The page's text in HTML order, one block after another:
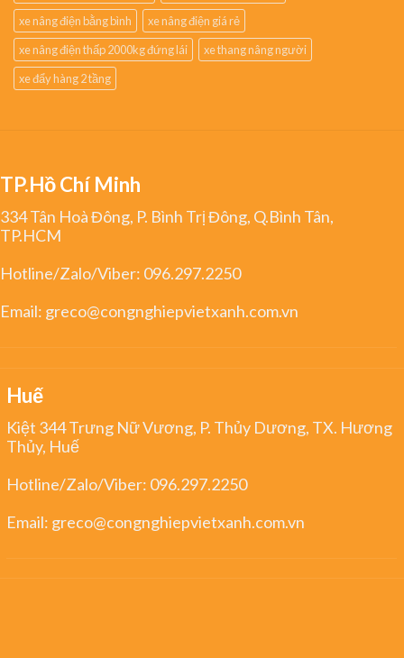
xe nâng điện bằng bình
xe nâng điện giá rẻ
xe nâng điện thấp 2000kg đứng lái
xe thang nâng người
xe đẩy hàng 2 tầng
TP.Hồ Chí Minh
334 Tân Hoà Đông, P. Bình Trị Đông, Q.Bình Tân,
TP.HCM
Hotline/Zalo/Viber: 096.297.2250
Email: greco@congnghiepvietxanh.com.vn
Huế
Kiệt 344 Trưng Nữ Vương, P. Thủy Dương, TX. Hương
Thủy, Huế
Hotline/Zalo/Viber: 096.297.2250
Email: greco@congnghiepvietxanh.com.vn